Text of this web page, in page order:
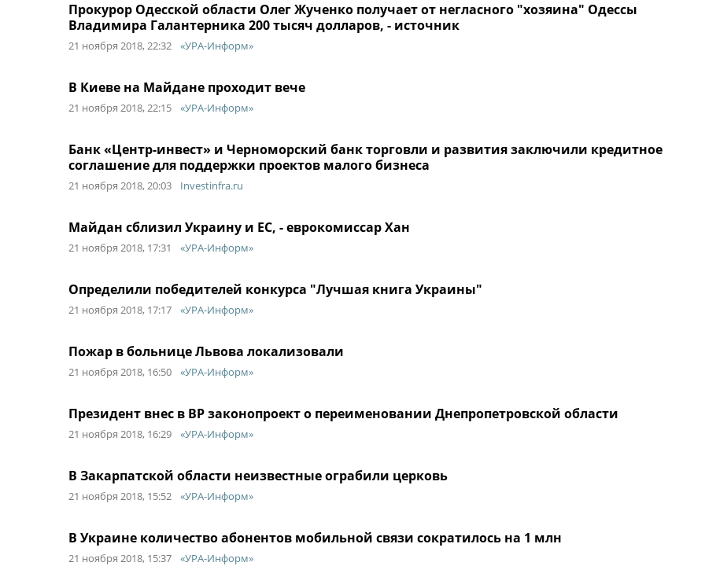
Прокурор Одесской области Олег Жученко получает от негласного "хозяина" Одессы
Владимира Галантерника 200 тысяч долларов, - источник
21 ноября 2018, 22:32 «УРА-Информ»
В Киеве на Майдане проходит вече
21 ноября 2018, 22:15 «УРА-Информ»
Банк «Центр-инвест» и Черноморский банк торговли и развития заключили кредитное
соглашение для поддержки проектов малого бизнеса
21 ноября 2018, 20:03 Investinfra.ru
Майдан сблизил Украину и ЕС, - еврокомиссар Хан
21 ноября 2018, 17:31 «УРА-Информ»
Определили победителей конкурса "Лучшая книга Украины"
21 ноября 2018, 17:17 «УРА-Информ»
Пожар в больнице Львова локализовали
21 ноября 2018, 16:50 «УРА-Информ»
Президент внес в ВР законопроект о переименовании Днепропетровской области
21 ноября 2018, 16:29 «УРА-Информ»
В Закарпатской области неизвестные ограбили церковь
21 ноября 2018, 15:52 «УРА-Информ»
В Украине количество абонентов мобильной связи сократилось на 1 млн
21 ноября 2018, 15:37 «УРА-Информ»